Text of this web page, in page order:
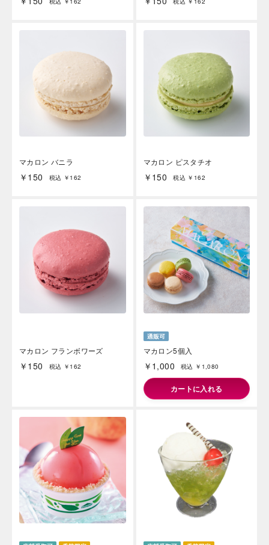
マカロン バニラ
￥150 税込 ￥162
マカロン ピスタチオ
￥150 税込 ￥162
マカロン フランボワーズ
￥150 税込 ￥162
マカロン5個入
￥1,000 税込 ￥1,080
カートに入れる